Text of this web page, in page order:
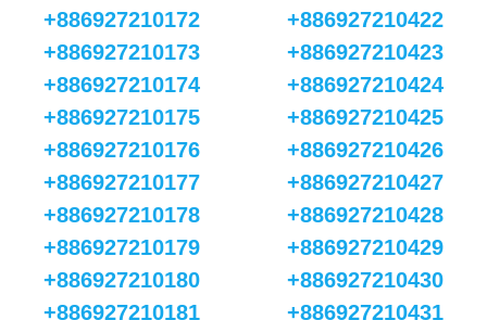
+886927210172
+886927210173
+886927210174
+886927210175
+886927210176
+886927210177
+886927210178
+886927210179
+886927210180
+886927210181
+886927210422
+886927210423
+886927210424
+886927210425
+886927210426
+886927210427
+886927210428
+886927210429
+886927210430
+886927210431